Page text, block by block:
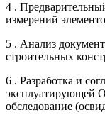
4 .
измерений
5 . Анализ
строительных
6 . Разработка и
эксплуатирующей
обследование